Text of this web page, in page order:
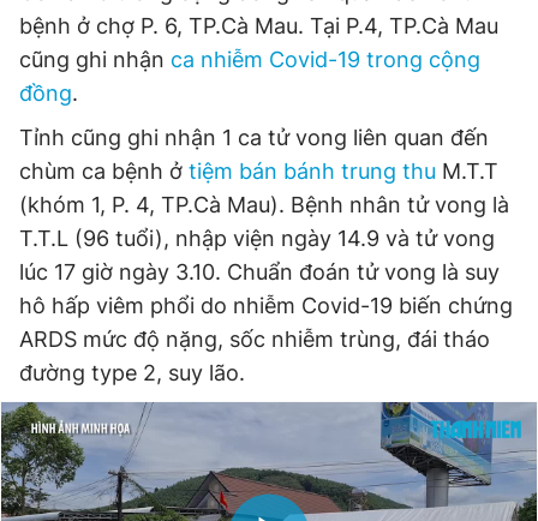
© 2003-2026 Bản quyền thuộc về Báo Thanh Niên. Cấm sao
chép dưới mọi hình thức nếu không có sự chấp thuận bằng văn
bản. Phát triển bởi ePi Technologies, JSC.
bệnh ở chợ P. 6, TP.Cà Mau. Tại P.4, TP.Cà Mau
cũng ghi nhận ca nhiễm Covid-19 trong cộng
đồng.
Tỉnh cũng ghi nhận 1 ca tử vong liên quan đến
chùm ca bệnh ở tiệm bán bánh trung thu M.T.T
(khóm 1, P. 4, TP.Cà Mau). Bệnh nhân tử vong là
T.T.L (96 tuổi), nhập viện ngày 14.9 và tử vong
lúc 17 giờ ngày 3.10. Chuẩn đoán tử vong là suy
hô hấp viêm phổi do nhiễm Covid-19 biến chứng
ARDS mức độ nặng, sốc nhiễm trùng, đái tháo
đường type 2, suy lão.